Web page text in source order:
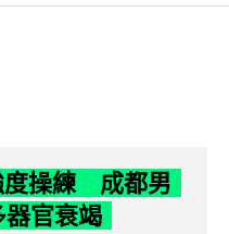
度操練 成都男
官衰竭